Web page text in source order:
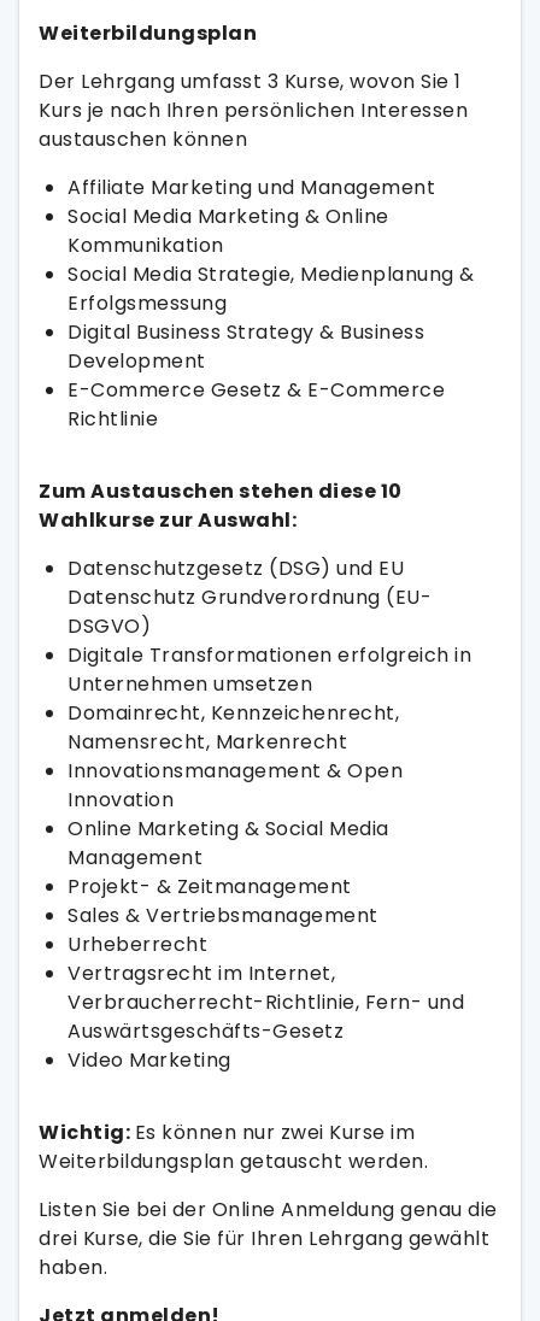
Weiterbildungsplan
Der Lehrgang umfasst 3 Kurse, wovon Sie 1
Kurs je nach Ihren persönlichen Interessen
austauschen können
Affiliate Marketing und Management
Social Media Marketing & Online
Kommunikation
Social Media Strategie, Medienplanung &
Erfolgsmessung
Digital Business Strategy & Business
Development
E-Commerce Gesetz & E-Commerce
Richtlinie
Zum Austauschen stehen diese 10
Wahlkurse zur Auswahl:
Datenschutzgesetz (DSG) und EU
Datenschutz Grundverordnung (EU-
DSGVO)
Digitale Transformationen erfolgreich in
Unternehmen umsetzen
Domainrecht, Kennzeichenrecht,
Namensrecht, Markenrecht
Innovationsmanagement & Open
Innovation
Online Marketing & Social Media
Management
Projekt- & Zeitmanagement
Sales & Vertriebsmanagement
Urheberrecht
Vertragsrecht im Internet,
Verbraucherrecht-Richtlinie, Fern- und
Auswärtsgeschäfts-Gesetz
Video Marketing
Wichtig: Es können nur zwei Kurse im
Weiterbildungsplan getauscht werden.
Listen Sie bei der Online Anmeldung genau die
drei Kurse, die Sie für Ihren Lehrgang gewählt
haben.